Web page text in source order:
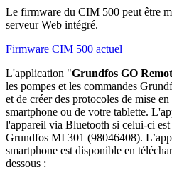
Le firmware du CIM 500 peut être
serveur Web intégré.
Firmware CIM 500 actuel
L'application "Grundfos GO
les pompes et les commandes
et de créer des protocoles de mise
smartphone ou de votre tablette.
l'appareil via Bluetooth si celui-ci
Grundfos MI 301 (98046408).
smartphone est disponible en
dessous :